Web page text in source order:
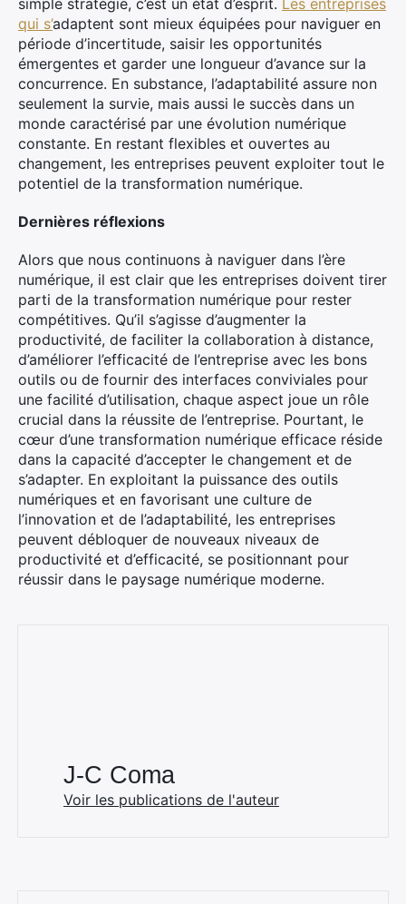
simple stratégie, c’est un état d’esprit. Les entreprises
qui s’adaptent sont mieux équipées pour naviguer en
période d’incertitude, saisir les opportunités
émergentes et garder une longueur d’avance sur la
concurrence. En substance, l’adaptabilité assure non
seulement la survie, mais aussi le succès dans un
monde caractérisé par une évolution numérique
constante. En restant flexibles et ouvertes au
changement, les entreprises peuvent exploiter tout le
potentiel de la transformation numérique.
Dernières réflexions
Alors que nous continuons à naviguer dans l’ère
numérique, il est clair que les entreprises doivent tirer
parti de la transformation numérique pour rester
compétitives. Qu’il s’agisse d’augmenter la
productivité, de faciliter la collaboration à distance,
d’améliorer l’efficacité de l’entreprise avec les bons
outils ou de fournir des interfaces conviviales pour
une facilité d’utilisation, chaque aspect joue un rôle
crucial dans la réussite de l’entreprise. Pourtant, le
cœur d’une transformation numérique efficace réside
dans la capacité d’accepter le changement et de
s’adapter. En exploitant la puissance des outils
numériques et en favorisant une culture de
l’innovation et de l’adaptabilité, les entreprises
peuvent débloquer de nouveaux niveaux de
productivité et d’efficacité, se positionnant pour
réussir dans le paysage numérique moderne.
J-C Coma
Voir les publications de l'auteur